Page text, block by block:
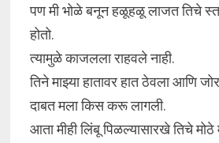
पण मी भोळे बनून हळूहळू लाजत तिचे
होतो.
त्यामुळे काजलला राहवले नाही.
तिने माझ्या हातावर हात ठेवला आणि
दाबत मला किस करू लागली.
आता मीही लिंबू पिळल्यासारखे तिचे